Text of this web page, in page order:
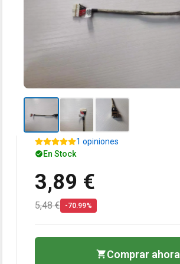
1 opiniones
En Stock
3,89 €
5,48 € -70.99%
Comprar ahora